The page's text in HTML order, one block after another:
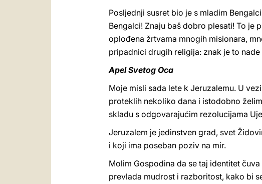
Posljednji susret bio je s mladim
Bengalci! Znaju baš dobro plesati! To
oplođena žrtvama mnogih misionara,
pripadnici drugih religija: znak je to
Apel Svetog Oca
Moje misli sada lete k Jeruzalemu. U
proteklih nekoliko dana i istodobno
skladu s odgovarajućim rezolucijama
Jeruzalem je jedinstven grad, svet
i koji ima poseban poziv na mir.
Molim Gospodina da se taj identitet
prevlada mudrost i razboritost, kako bi